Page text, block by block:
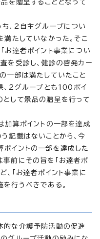
を贈呈することとなって
、2自主グループについ
たしていなかった。そこ
お達者ポイント事業につい
を受診し、健診の啓発カー
一部は満たしていたこと
、2グループとも100ポイ
として景品の贈呈を行って
加算ポイントの一部を達成
記載はないことから、今
イントの一部を達成した
前にその旨を「お達者ポ
、「お達者ポイント事業に
行うべきである。
的な介護予防活動の促進